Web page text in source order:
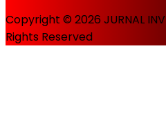
Copyright © 2026 JURNAL
Rights Reserved